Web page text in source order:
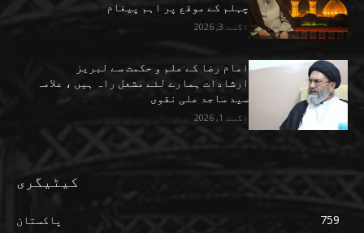
چہلم کے موقع پر اہم پیغام
اگست 3, 2026
امام رضا کے علم و حکمت سے لبریز
ارشادات ہمارے لئے مشعل راہ ہیں ، علامہ
سید ساجد علی نقوی
اگست 1, 2026
کیٹیگری
پاکستان
759